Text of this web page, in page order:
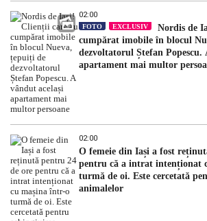
02:00
FOTO EXCLUSIV
Nordis de
cumpărat imobile în blocul
dezvoltatorul Ștefan Popescu.
apartament mai multor
02:00
O femeie din Iași a fost
pentru că a intrat intenționat
turmă de oi. Este cercetată
animalelor